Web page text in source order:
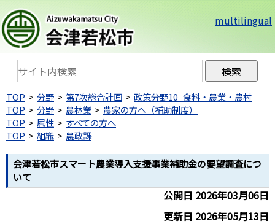
multilingual
TOP 分野 第7次総合計画
政策分野10_食料・農業・農村
TOP
分野 農林業
農家の方へ（補助制度）
TOP
属性
すべての方へ
TOP
組織 農政課
会津若松市スマート農業導入支援事業補助金の要望調査につ
いて
公開日 2026年03月06日
更新日 2026年05月13日